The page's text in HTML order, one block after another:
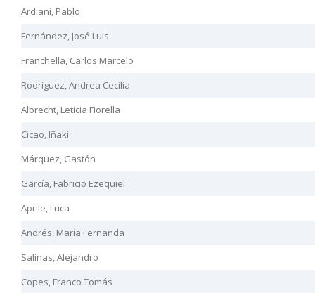
Ardiani, Pablo
Fernández, José Luis
Franchella, Carlos Marcelo
Rodríguez, Andrea Cecilia
Albrecht, Leticia Fiorella
Cicao, Iñaki
Márquez, Gastón
García, Fabricio Ezequiel
Aprile, Luca
Andrés, María Fernanda
Salinas, Alejandro
Copes, Franco Tomás